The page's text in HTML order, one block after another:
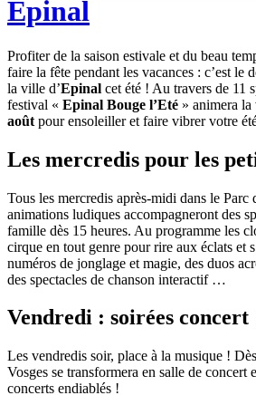
Epinal
Profiter de la saison estivale et du beau
faire la fête pendant les vacances : c’est le
la ville d’Epinal cet été ! Au travers de 11
festival « Epinal Bouge l’Eté » animera
août pour ensoleiller et faire vibrer votre
Les mercredis pour les
Tous les mercredis après-midi dans le Parc
animations ludiques accompagneront des
famille dès 15 heures. Au programme les
cirque en tout genre pour rire aux éclats et
numéros de jonglage et magie, des duos
des spectacles de chanson interactif …
Vendredi : soirées concert
Les vendredis soir, place à la musique !
Vosges se transformera en salle de concert
concerts endiablés !